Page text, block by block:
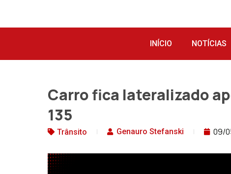
INÍCIO NOTÍCIAS
Carro fica lateralizado
135
Trânsito Genauro Stefanski 09/